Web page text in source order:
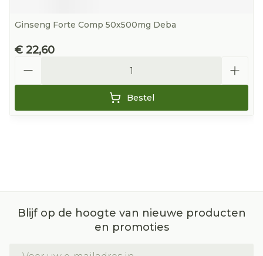
Ginseng Forte Comp 50x500mg Deba
€ 22,60
Bestel
Blijf op de hoogte van nieuwe producten
en promoties